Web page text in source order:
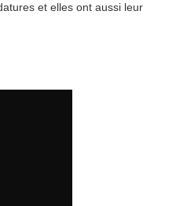
et elles ont aussi leur